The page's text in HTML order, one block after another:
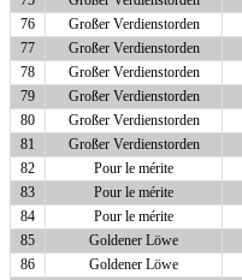
76
Großer Verdienstorden
77
Großer Verdienstorden
78
Großer Verdienstorden
79
Großer Verdienstorden
80
Großer Verdienstorden
81
Großer Verdienstorden
82
Pour le mérite
83
Pour le mérite
84
Pour le mérite
85
Goldener Löwe
86
Goldener Löwe